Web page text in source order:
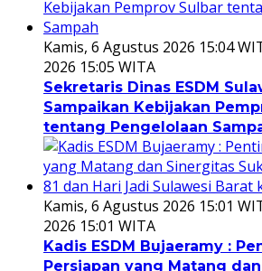
Kamis, 6 Agustus 2026 15:04
2026 15:05 WITA
Sekretaris Dinas ESDM
Sampaikan Kebijakan
tentang Pengelolaan
Kamis, 6 Agustus 2026 15:01
2026 15:01 WITA
Kadis ESDM Bujaeramy :
Persiapan yang Matang